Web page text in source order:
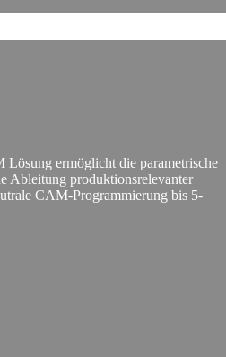
ermöglicht die parametrische
Ableitung produktionsrelevanter
CAM-Programmierung bis 5-